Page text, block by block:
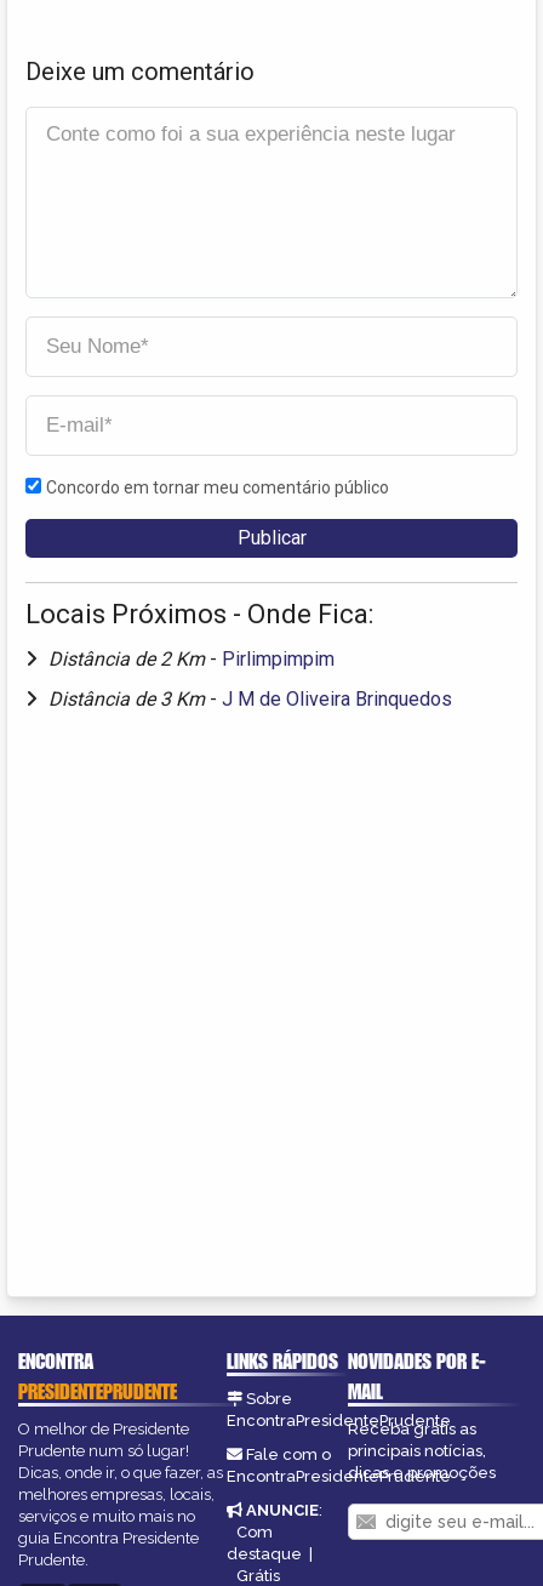
Deixe um comentário
Concordo em tornar meu comentário público
Locais Próximos - Onde Fica:
Distância de 2 Km - Pirlimpimpim
Distância de 3 Km - J M de Oliveira Brinquedos
ENCONTRA
PRESIDENTEPRUDENTE
O melhor de Presidente
Prudente num só lugar!
Dicas, onde ir, o que fazer, as
melhores empresas, locais,
serviços e muito mais no
guia Encontra Presidente
Prudente.
LINKS RÁPIDOS
Sobre
EncontraPresidentePrudente
Fale com o
EncontraPresidentePrudente
ANUNCIE:
Com
destaque |
Grátis
NOVIDADES POR E-
MAIL
Receba grátis as
principais notícias,
dicas e promoções